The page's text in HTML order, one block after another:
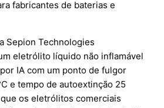
fabricantes de baterias e
Sepion Technologies
eletrólito líquido não inflamável
IA com um ponto de fulgor
e tempo de autoextinção 25
os eletrólitos comerciais